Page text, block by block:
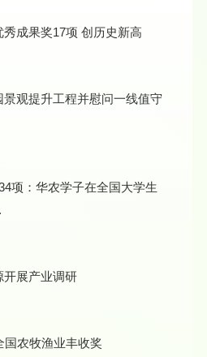
华农获广东省哲社优秀成果奖17项 创历史新高
观提升工程并慰问一线值守
项：华农学子在全国大学生
开展产业调研
国农牧渔业丰收奖